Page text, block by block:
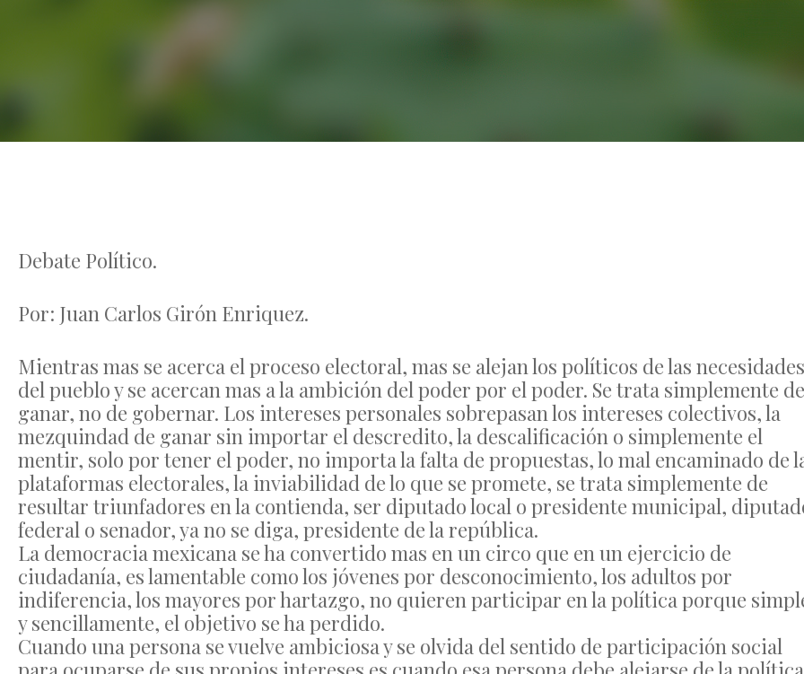
Debate Político.
Por: Juan Carlos Girón Enriquez.
Mientras mas se acerca el proceso electoral, mas se alejan los políticos de las necesidades
del pueblo y se acercan mas a la ambición del poder por el poder. Se trata simplemente de
ganar, no de gobernar. Los intereses personales sobrepasan los intereses colectivos, la
mezquindad de ganar sin importar el descredito, la descalificación o simplemente el
mentir, solo por tener el poder, no importa la falta de propuestas, lo mal encaminado de
plataformas electorales, la inviabilidad de lo que se promete, se trata simplemente de
resultar triunfadores en la contienda, ser diputado local o presidente municipal,
federal o senador, ya no se diga, presidente de la república.
La democracia mexicana se ha convertido mas en un circo que en un ejercicio de
ciudadanía, es lamentable como los jóvenes por desconocimiento, los adultos por
indiferencia, los mayores por hartazgo, no quieren participar en la política porque
y sencillamente, el objetivo se ha perdido.
Cuando una persona se vuelve ambiciosa y se olvida del sentido de participación social